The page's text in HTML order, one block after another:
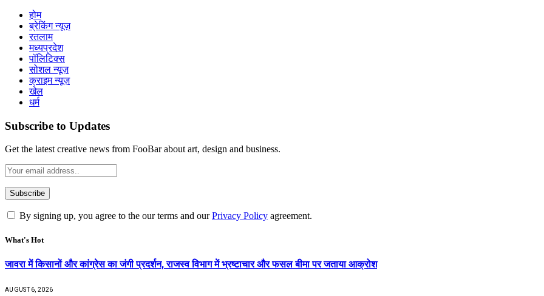
होम
ब्रेकिंग न्यूज़
रतलाम
मध्यप्रदेश
पॉलिटिक्स
सोशल न्यूज़
क्राइम न्यूज़
खेल
धर्म
Subscribe to Updates
Get the latest creative news from FooBar about art, design and business.
By signing up, you agree to the our terms and ourPrivacy Policy agreement.
What's Hot
जावरा में किसानों और कांग्रेस का जंगी प्रदर्शन, राजस्व विभाग में भ्रष्टाचार और फसल बीमा पर जताया आक्रोश
AUGUST 6, 2026